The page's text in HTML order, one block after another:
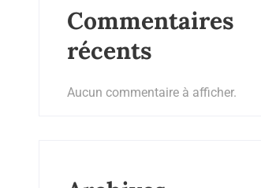
Commentaires
récents
Aucun commentaire à afficher.